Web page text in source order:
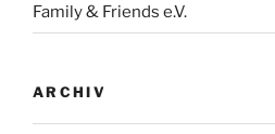
Family & Friends e.V.
ARCHIV